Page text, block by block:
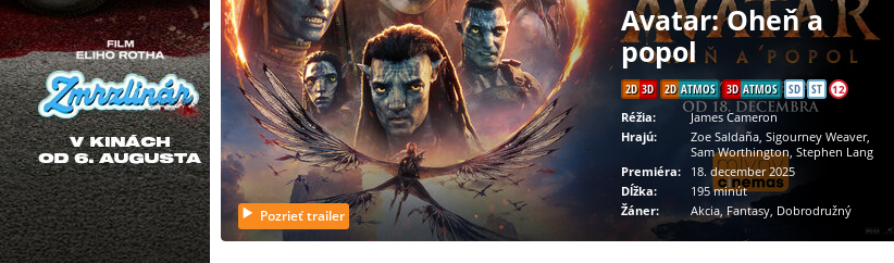
Pozrieť trailer
Avatar: Oheň a
popol
2D 3D 2D ATMOS 3D ATMOS SD ST 12
Réžia:
James Cameron
Hrajú:
Zoe Saldaña, Sigourney Weaver,
Sam Worthington, Stephen Lang
Premiéra:
18. december 2025
Dĺžka:
195 minút
Žáner:
Akcia, Fantasy, Dobrodružný